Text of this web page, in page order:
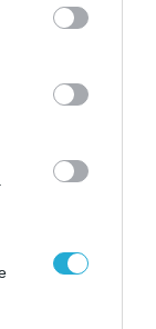
may click to
party tags to
below Google
Ριάντ και